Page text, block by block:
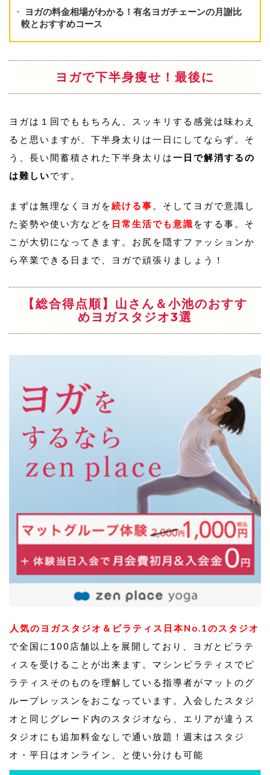
ヨガで下半身痩せ！最後に
ヨガは１回でももちろん、スッキリする感覚は味わえ
ると思いますが、下半身太りは一日にしてならず。そ
う、長い間蓄積された下半身太りは一日で解消するの
は難しいです。
まずは無理なくヨガを続ける事 。そしてヨガで意識し
た姿勢や使い方などを 日常生活でも意識 をする事。そ
こが大切になってきます。お尻を隠すファッションか
ら卒業できる日まで、ヨガで頑張りましょう！
【総合得点順】山さん＆小池のおすす
めヨガスタジオ3選
人気のヨガスタジオ＆ピラティス日本No.1のスタジオ
で全国に100店舗以上を展開しており、ヨガとピラテ
ィスを受けることが出来ます。マシンピラティスでピ
ラティスそのものを理解している指導者がマットのグ
ループレッスンをおこなっています。入会したスタジ
オと同じグレード内のスタジオなら、エリアが違うス
タジオにも追加料金なしで通い放題！週末はスタジ
オ・平日はオンライン、と使い分けも可能